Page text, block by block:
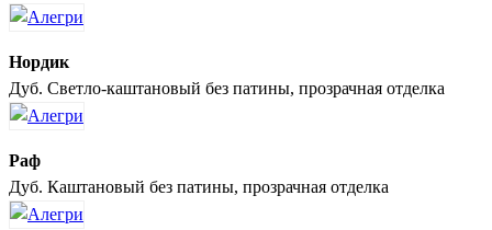
Нордик
Дуб. Светло-каштановый без патины, прозрачная отделка
Раф
Дуб. Каштановый без патины, прозрачная отделка